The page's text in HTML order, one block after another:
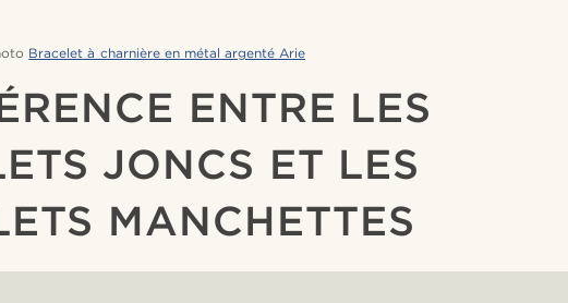
Bracelet à charnière en métal argenté Arie
ENTRE LES
JONCS ET LES
MANCHETTES